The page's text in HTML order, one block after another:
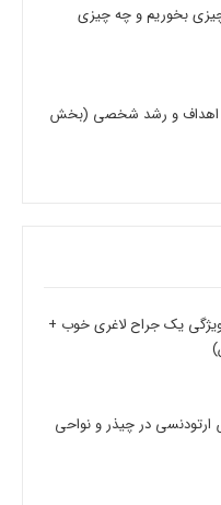
بخوریم و چه چیزی
اهداف و رشد شخصی (بخش
جراح لاغری (9 ویژگی یک جراح لاغری خوب +
در چیذر و نواحی